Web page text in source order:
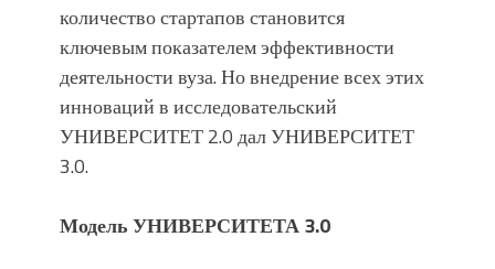
количество стартапов становится
ключевым показателем эффективности
деятельности вуза. Но внедрение всех этих
инноваций в исследовательский
УНИВЕРСИТЕТ 2.0 дал УНИВЕРСИТЕТ
3.0.
Модель УНИВЕРСИТЕТА 3.0